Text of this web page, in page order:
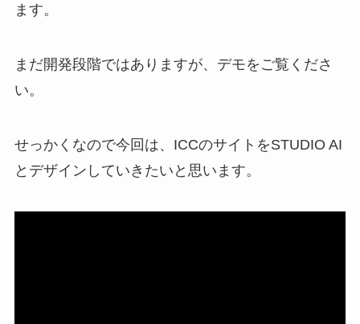
ます。
まだ開発段階ではありますが、デモをご覧くださ
い。
せっかくなので今回は、ICCのサイトをSTUDIO AI
とデザインしていきたいと思います。